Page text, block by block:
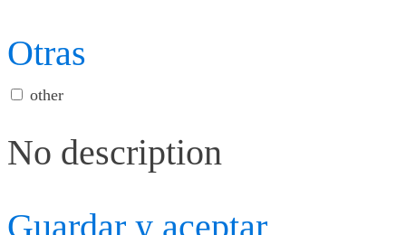
Otras
other
No description
Guardar y aceptar